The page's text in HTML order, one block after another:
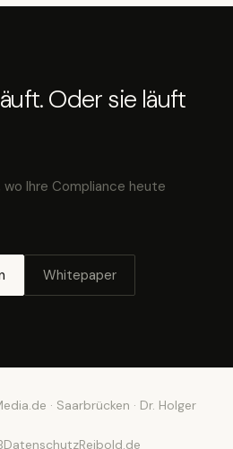
Oder sie läuft
Ihre Compliance heute
Whitepaper
· Saarbrücken · Dr. Holger
DatenschutzReibold.de